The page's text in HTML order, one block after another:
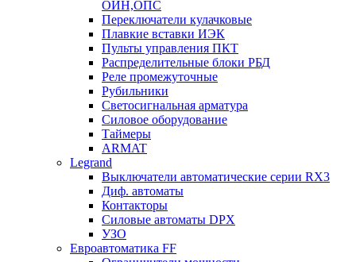
ОИН,ОПС
Переключатели кулачковые
Плавкие вставки ИЭК
Пульты управления ПКТ
Распределительные блоки РБД
Реле промежуточные
Рубильники
Светосигнальная арматура
Силовое оборудование
Таймеры
ARMAT
Legrand
Выключатели автоматические серии RX3
Диф. автоматы
Контакторы
Силовые автоматы DPX
УЗО
Евроавтоматика FF